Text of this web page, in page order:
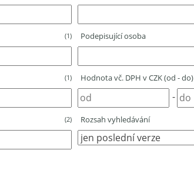
(1)
(1)
(2)
Podepisující osoba
Hodnota vč. DPH v CZK (od - do)
-
Rozsah vyhledávání